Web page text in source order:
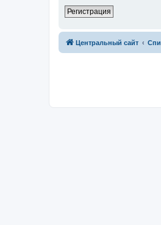
Регистрация
Центральный сайт